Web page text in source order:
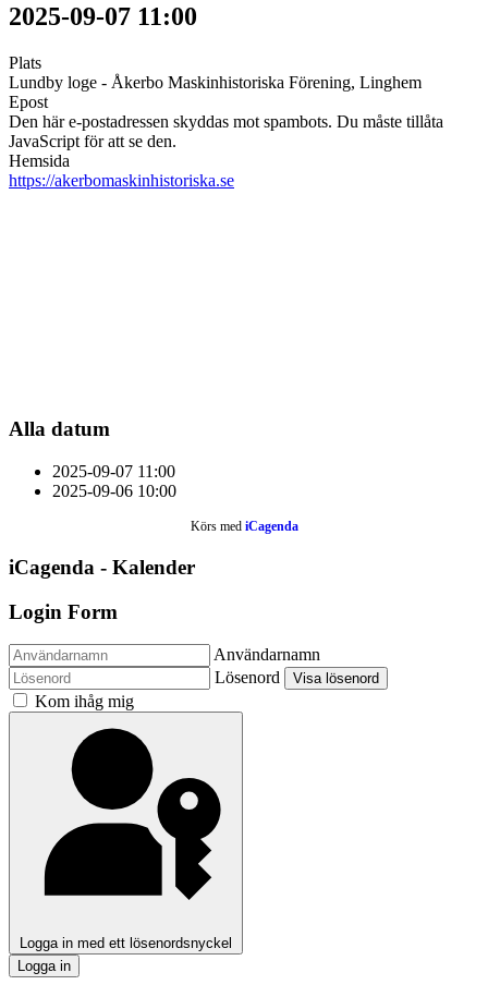
2025-09-07 11:00
Plats
Lundby loge - Åkerbo Maskinhistoriska Förening, Linghem
Epost
Den här e-postadressen skyddas mot spambots. Du måste tillåta
JavaScript för att se den.
Hemsida
https://akerbomaskinhistoriska.se
Alla datum
2025-09-07 11:00
2025-09-06 10:00
Körs med iCagenda
iCagenda - Kalender
Login Form
Användarnamn
Lösenord
Visa lösenord
Kom ihåg mig
Logga in med ett lösenordsnyckel
Logga in